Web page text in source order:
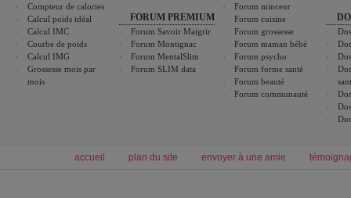
Compteur de calories
Calcul poids idéal
Calcul IMC
Courbe de poids
Calcul IMG
Grossesse mois par
mois
FORUM PREMIUM
Forum Savoir Maigrir
Forum Montignac
Forum MentalSlim
Forum SLIM data
Forum minceur
Forum cuisine
Forum grossesse
Forum maman bébé
Forum psycho
Forum forme santé
Forum beauté
Forum communauté
accueil plan du site envoyer à une amie